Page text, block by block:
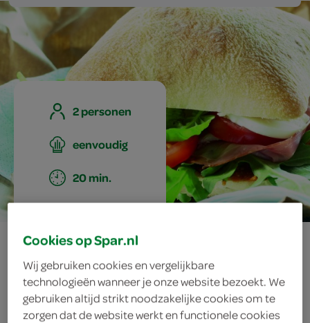
2 personen
eenvoudig
20 min.
ciabatta gezond
ingrediënten
Cookies op Spar.nl
Wij gebruiken cookies en vergelijkbare
technologieën wanneer je onze website bezoekt. We
gebruiken altijd strikt noodzakelijke cookies om te
zorgen dat de website werkt en functionele cookies